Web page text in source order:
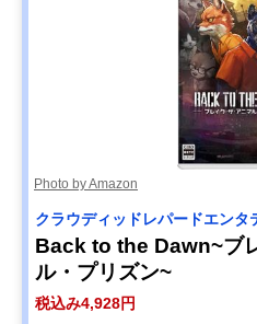
Photo by Amazon
クラウディッドレパードエンタ
Back to the Dawn~ブ
ル・プリズン~
税込み4,928円